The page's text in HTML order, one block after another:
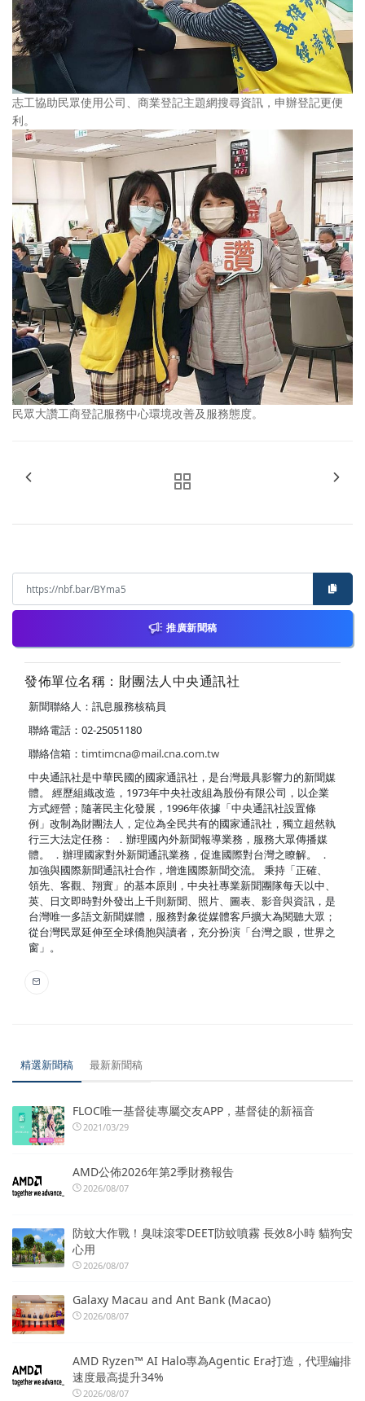
志工協助民眾使用公司、商業登記主題網搜尋資訊，申辦登記更便
利。
民眾大讚工商登記服務中心環境改善及服務態度。
推廣新聞稿
發佈單位名稱：財團法人中央通訊社
新聞聯絡人：訊息服務核稿員
聯絡電話：02-25051180
聯絡信箱： timtimcna@mail.cna.com.tw
中央通訊社是中華民國的國家通訊社，是台灣最具影響力的新聞媒
體。 經歷組織改造，1973年中央社改組為股份有限公司，以企業
方式經營；隨著民主化發展，1996年依據「中央通訊社設置條
例」改制為財團法人，定位為全民共有的國家通訊社，獨立超然執
行三大法定任務： ．辦理國內外新聞報導業務，服務大眾傳播媒
體。 ．辦理國家對外新聞通訊業務，促進國際對台灣之瞭解。 ．
加強與國際新聞通訊社合作，增進國際新聞交流。 秉持「正確、
領先、客觀、翔實」的基本原則，中央社專業新聞團隊每天以中、
英、日文即時對外發出上千則新聞、照片、圖表、影音與資訊，是
台灣唯一多語文新聞媒體，服務對象從媒體客戶擴大為閱聽大眾；
從台灣民眾延伸至全球僑胞與讀者，充分扮演「台灣之眼，世界之
窗」。
精選新聞稿 最新新聞稿
FLOC唯一基督徒專屬交友APP，基督徒的新福音
2021/03/29
AMD公佈2026年第2季財務報告
2026/08/07
防蚊大作戰！臭味滾零DEET防蚊噴霧 長效8小時 貓狗安
心用
2026/08/07
Galaxy Macau and Ant Bank (Macao)
2026/08/07
AMD Ryzen™ AI Halo專為Agentic Era打造，代理編排
速度最高提升34%
2026/08/07